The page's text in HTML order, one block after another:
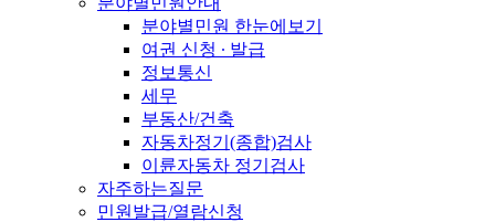
분야별민원 한눈에보기
여권 신청 ∙ 발급
정보통신
세무
부동산/건축
자동차정기(종합)검사
이륜자동차 정기검사
자주하는질문
민원발급/열람신청